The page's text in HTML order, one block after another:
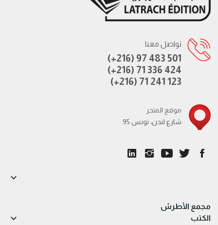
تواصل معنا
(+216) 97 483 501
(+216) 71 336 424
(+216) 71 241 123
موقع المتجر
95 شارع لندن، تونس
مجمع الأطرش

الكتب 